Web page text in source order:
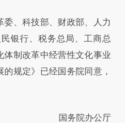
、科技部、财政部、人力
银行、税务总局、工商总
体制改革中经营性文化事业
规定》已经国务院同意，
国务院办公厅